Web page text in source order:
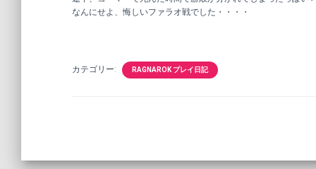
なんにせよ、悔しいファラオ戦でした・・・・
カテゴリー: RAGNAROK プレイ日記